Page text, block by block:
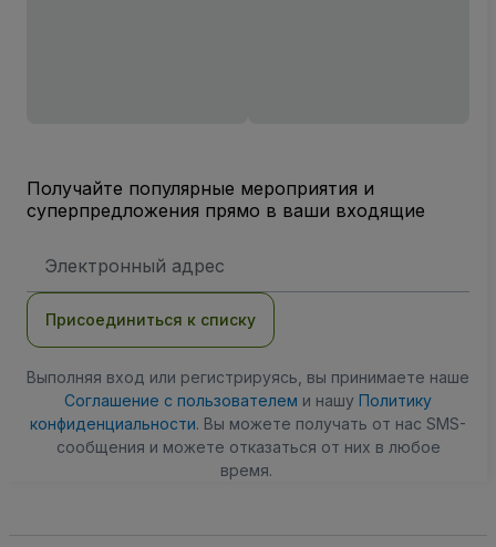
Получайте популярные мероприятия и
суперпредложения прямо в ваши входящие
электронной
Присоединиться к списку
Выполняя вход или регистрируясь, вы принимаете наше
Соглашение с пользователем и нашу Политику
конфиденциальности. Вы можете получать от нас SMS-
сообщения и можете отказаться от них в любое
время.